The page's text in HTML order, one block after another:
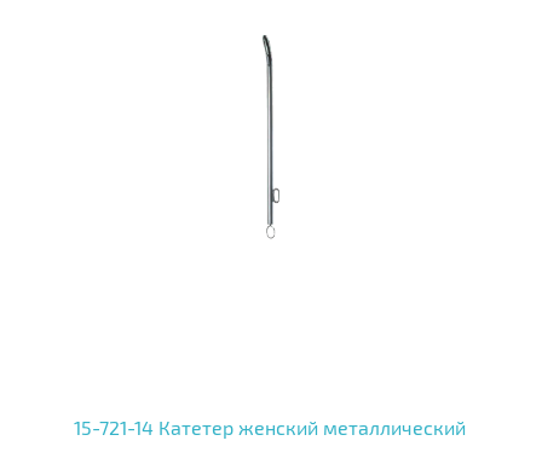
15-721-14 Катетер женский металлический